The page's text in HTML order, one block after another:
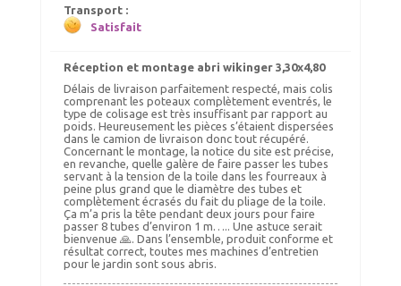
Transport :
Satisfait
Réception et montage abri wikinger 3,30x4,80
Délais de livraison parfaitement respecté, mais colis
comprenant les poteaux complètement eventrés, le
type de colisage est très insuffisant par rapport au
poids. Heureusement les pièces s’étaient dispersées
dans le camion de livraison donc tout récupéré.
Concernant le montage, la notice du site est précise,
en revanche, quelle galère de faire passer les tubes
servant à la tension de la toile dans les fourreaux à
peine plus grand que le diamètre des tubes et
complètement écrasés du fait du pliage de la toile.
Ça m’a pris la tête pendant deux jours pour faire
passer 8 tubes d’environ 1 m….. Une astuce serait
bienvenue 🙏. Dans l’ensemble, produit conforme et
résultat correct, toutes mes machines d’entretien
pour le jardin sont sous abris.